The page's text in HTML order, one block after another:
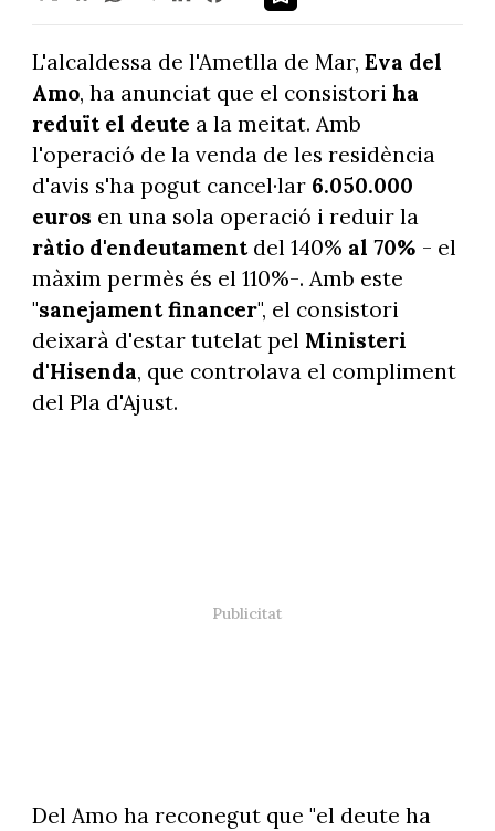
L'alcaldessa de l'Ametlla de Mar, Eva del
Amo, ha anunciat que el consistori ha
reduït el deute a la meitat. Amb
l'operació de la venda de les residència
d'avis s'ha pogut cancel·lar 6.050.000
euros en una sola operació i reduir la
ràtio d'endeutamentdel 140% al 70% - el
màxim permès és el 110%-. Amb este
"sanejament financer", el consistori
deixarà d'estar tutelat pel Ministeri
d'Hisenda, que controlava el compliment
del Pla d'Ajust.
Del Amo ha reconegut que "el deute ha